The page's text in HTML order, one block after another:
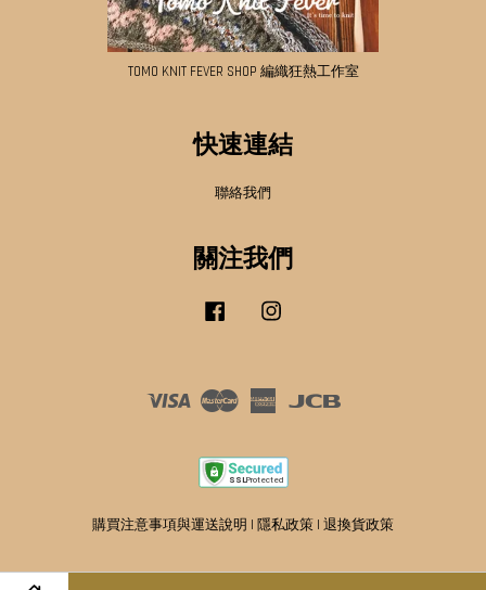
TOMO KNIT FEVER SHOP 編織狂熱工作室
快速連結
聯絡我們
關注我們
Facebook
Visa Master
American
購買注意事項與運送說明 | 隱私政策 | 退換貨政策